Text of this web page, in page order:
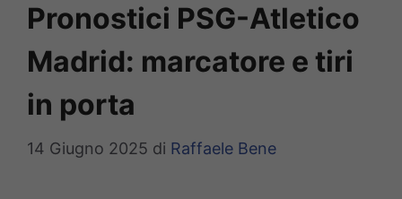
Pronostici PSG-Atletico
Madrid: marcatore e tiri
in porta
14 Giugno 2025 di Raffaele Bene